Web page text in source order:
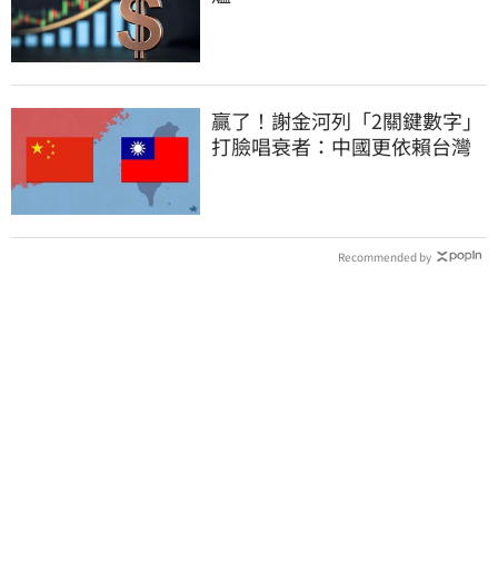
贏了！謝金河列「2關鍵數字」
打臉唱衰者：中國更依賴台灣
Recommended by